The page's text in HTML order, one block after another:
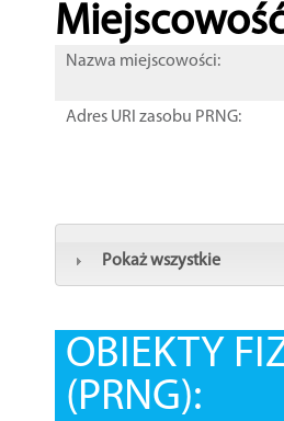
Nazwa miejscowości:
Adres URI zasobu PRNG:
Pokaż wszystkie
OBIEKTY
(PRNG):